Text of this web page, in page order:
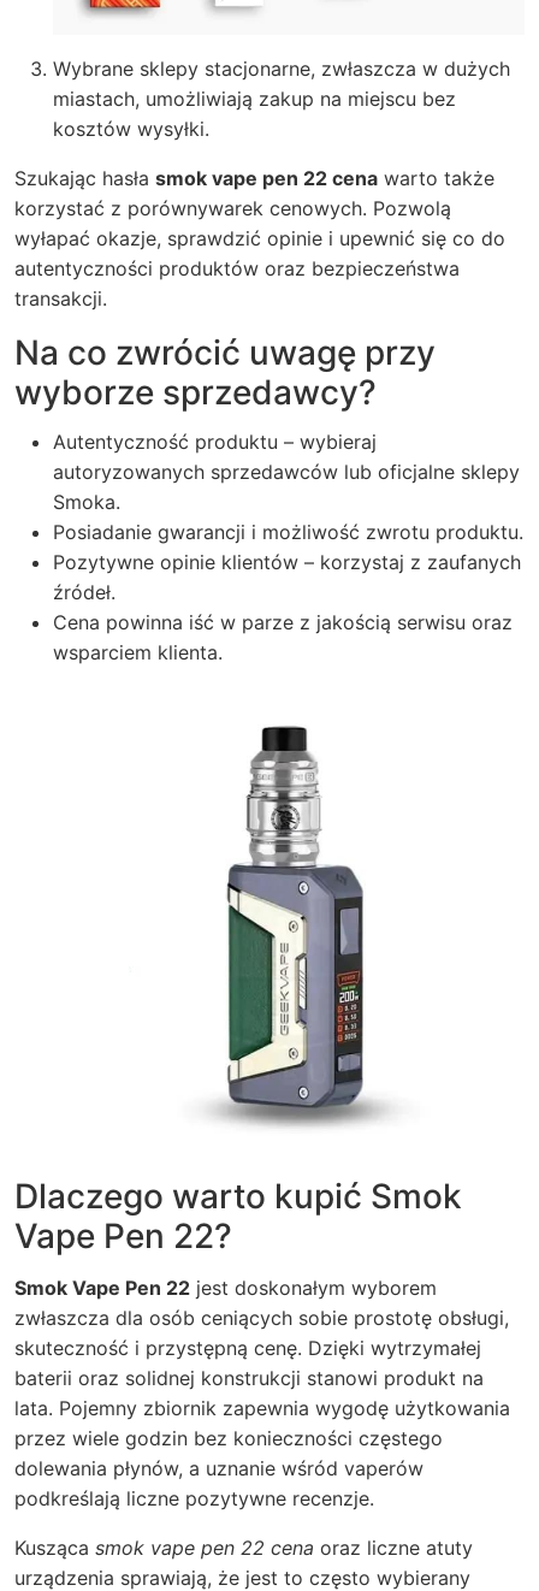
Wybrane sklepy stacjonarne, zwłaszcza w dużych
miastach, umożliwiają zakup na miejscu bez
kosztów wysyłki.
Szukając hasła smok vape pen 22 cena warto także
korzystać z porównywarek cenowych. Pozwolą
wyłapać okazje, sprawdzić opinie i upewnić się co do
autentyczności produktów oraz bezpieczeństwa
transakcji.
Na co zwrócić uwagę przy
wyborze sprzedawcy?
Autentyczność produktu – wybieraj
autoryzowanych sprzedawców lub oficjalne sklepy
Smoka.
Posiadanie gwarancji i możliwość zwrotu produktu.
Pozytywne opinie klientów – korzystaj z zaufanych
źródeł.
Cena powinna iść w parze z jakością serwisu oraz
wsparciem klienta.
Dlaczego warto kupić Smok
Vape Pen 22?
Smok Vape Pen 22 jest doskonałym wyborem
zwłaszcza dla osób ceniących sobie prostotę obsługi,
skuteczność i przystępną cenę. Dzięki wytrzymałej
baterii oraz solidnej konstrukcji stanowi produkt na
lata. Pojemny zbiornik zapewnia wygodę użytkowania
przez wiele godzin bez konieczności częstego
dolewania płynów, a uznanie wśród vaperów
podkreślają liczne pozytywne recenzje.
Kusząca smok vape pen 22 cena oraz liczne atuty
urządzenia sprawiają, że jest to często wybierany